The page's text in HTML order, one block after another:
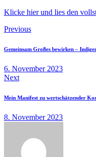
Klicke hier und lies den
Beitragsnavigation
Previous
Gemeinsam Großes bewirken –
6. November 2023
Next
Mein Manifest zu wertschätzender
8. November 2023